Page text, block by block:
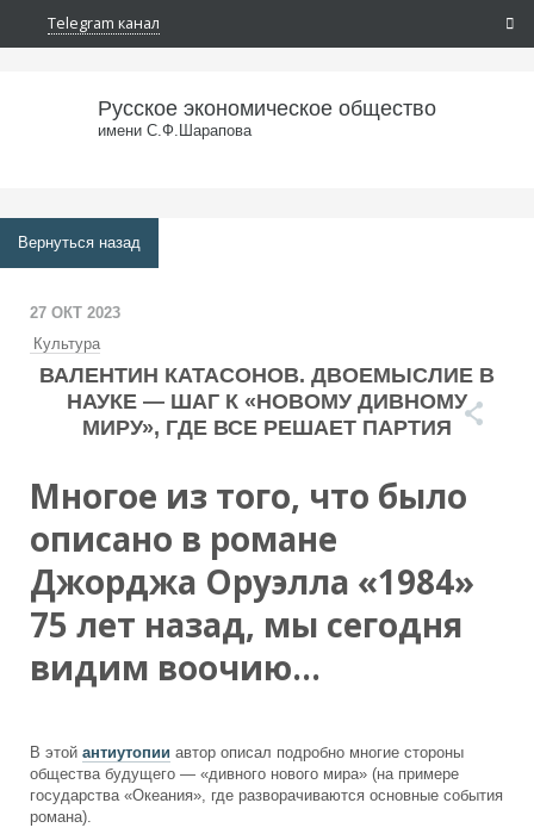
Telegram канал
Русское экономическое общество
имени С.Ф.Шарапова
Вернуться назад
27 ОКТ 2023
Культура
ВАЛЕНТИН КАТАСОНОВ. ДВОЕМЫСЛИЕ В
НАУКЕ — ШАГ К «НОВОМУ ДИВНОМУ
МИРУ», ГДЕ ВСЕ РЕШАЕТ ПАРТИЯ
Многое из того, что было
описано в романе
Джорджа Оруэлла «1984»
75 лет назад, мы сегодня
видим воочию…
В этойантиутопии автор описал подробно многие стороны
общества будущего — «дивного нового мира» (на примере
государства «Океания», где разворачиваются основные события
романа).